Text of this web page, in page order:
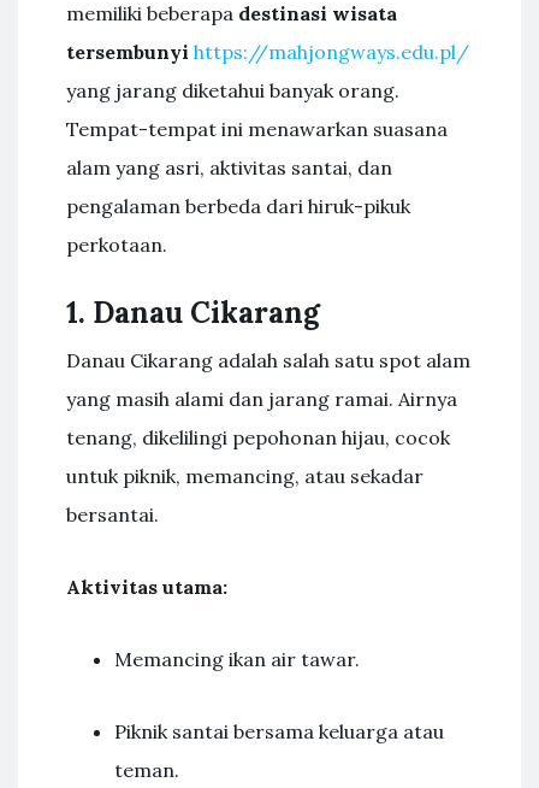
memiliki beberapa destinasi wisata
tersembunyi https://mahjongways.edu.pl/
yang jarang diketahui banyak orang.
Tempat-tempat ini menawarkan suasana
alam yang asri, aktivitas santai, dan
pengalaman berbeda dari hiruk-pikuk
perkotaan.
1. Danau Cikarang
Danau Cikarang adalah salah satu spot alam
yang masih alami dan jarang ramai. Airnya
tenang, dikelilingi pepohonan hijau, cocok
untuk piknik, memancing, atau sekadar
bersantai.
Aktivitas utama:
Memancing ikan air tawar.
Piknik santai bersama keluarga atau
teman.